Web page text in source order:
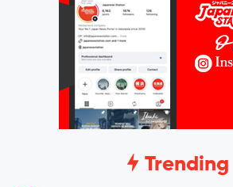
Trending